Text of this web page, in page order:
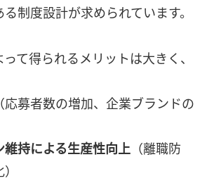
制度設計が求められています。
て得られるメリットは大きく、
（応募者数の増加、企業ブランドの
維持による生産性向上 （離職防